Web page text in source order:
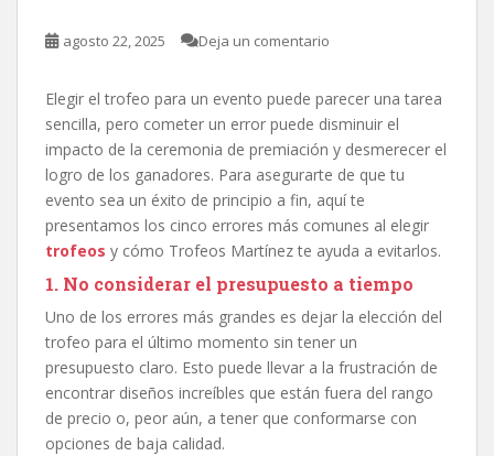
agosto 22, 2025 Deja un comentario
Elegir el trofeo para un evento puede parecer una tarea
sencilla, pero cometer un error puede disminuir el
impacto de la ceremonia de premiación y desmerecer el
logro de los ganadores. Para asegurarte de que tu
evento sea un éxito de principio a fin, aquí te
presentamos los cinco errores más comunes al elegir
trofeos y cómo Trofeos Martínez te ayuda a evitarlos.
1. No considerar el presupuesto a tiempo
Uno de los errores más grandes es dejar la elección del
trofeo para el último momento sin tener un
presupuesto claro. Esto puede llevar a la frustración de
encontrar diseños increíbles que están fuera del rango
de precio o, peor aún, a tener que conformarse con
opciones de baja calidad.